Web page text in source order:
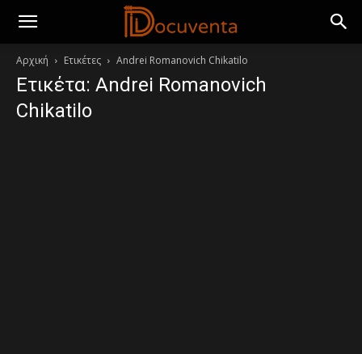
Αρχική Ετικέτες Andrei Romanovich Chikatilo
Ετικέτα: Andrei Romanovich
Chikatilo